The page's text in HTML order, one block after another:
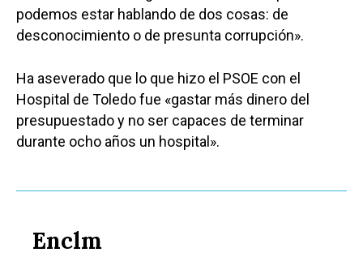
podemos estar hablando de dos cosas: de
desconocimiento o de presunta corrupción».
Ha aseverado que lo que hizo el PSOE con el
Hospital de Toledo fue «gastar más dinero del
presupuestado y no ser capaces de terminar
durante ocho años un hospital».
Enclm